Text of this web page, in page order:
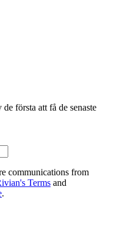
första att få de senaste
communications from
Terms and
.